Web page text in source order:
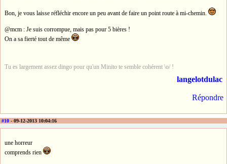
Bon, je vous laisse réfléchir encore un peu avant de faire un point route à mi-chemin.
@mcm : Je suis corrompue, mais pas pour 5 bières !
On a sa fierté tout de même
Tu es largement assez dingo pour qu'un Minito te semble cohérent \o/ !
langelotdulac
Répondre
#10 - 09-12-2013 10:04:16
une horreur
comprends rien